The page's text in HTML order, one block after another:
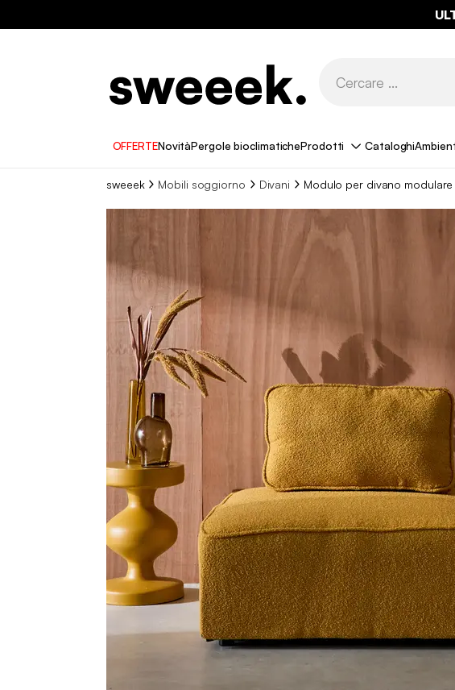
OFFERTENovitàPergole bioclimaticheProdotti Cataloghi
sweeek Mobili soggiorno Divani Modulo per divano